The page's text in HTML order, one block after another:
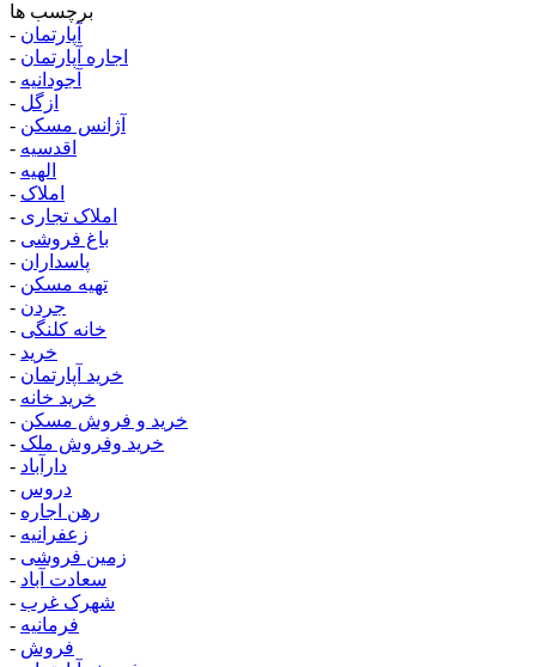
برچسب ها
- آپارتمان
- اجاره آپارتمان
- آجودانیه
- ازگل
- آژانس مسکن
- اقدسیه
- الهیه
- املاک
- املاک تجاری
- باغ فروشی
- پاسداران
- تهیه مسکن
- جردن
- خانه کلنگی
- خرید
- خرید آپارتمان
- خرید خانه
- خرید و فروش مسکن
- خرید وفروش ملک
- دارآباد
- دروس
- رهن اجاره
- زعفرانیه
- زمین فروشی
- سعادت آباد
- شهرک غرب
- فرمانیه
- فروش